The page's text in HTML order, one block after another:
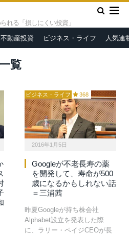
れる「損しにくい投資」
不動産投資 ビジネス・ライフ 人気連
覧
ビジネス・ライフ 368
2016年1月5日
Googleが不老長寿の薬
を開発して、寿命が500
歳になるかもしれない話
＝三浦茜
昨夏Googleが持ち株会社
Alphabet設立を発表した際
に、ラリー・ペイジCEOが長